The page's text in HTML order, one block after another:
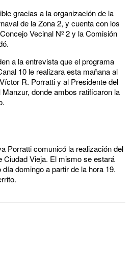
gracias a la organización de la
de la Zona 2, y cuenta con los
Vecinal Nº 2 y la Comisión
a la entrevista que el programa
10 le realizara esta mañana al
R. Porratti y al Presidente del
donde ambos ratificaron la
Porratti comunicó la realización del
Ciudad Vieja. El mismo se estará
domingo a partir de la hora 19.